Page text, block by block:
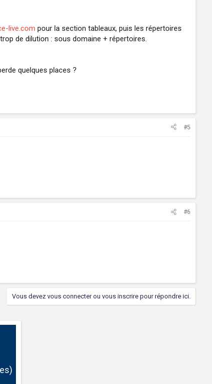
live.com pour la section tableaux, puis les répertoires
de dilution : sous domaine + répertoires.
quelques places ?
#5
#6
Vous devez vous connecter ou vous inscrire pour répondre ici.